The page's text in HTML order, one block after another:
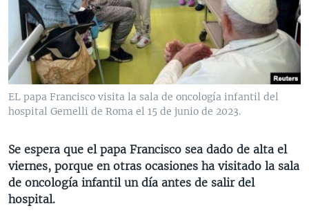
VENEZUELA
BRASIL
NICARAGUA
ECONOMÍA
ENTRETENIMIENTO Y CULTURA
TECNOLOGÍA
DEPORTES
CIENCIA Y SALUD
MULTIMEDIA
VIDEOS
FOTOGRAFÍA
AUDIOS
PROGRAMAS TV
EL MUNDO AL DÍA
FORO INTERAMERICANO
VISIÓN 360
PANORAMA
RADIO
AVANCE INFORMATIVO
AUDIONOTICIAS
ESTADOS UNIDOS AL DÍA
EL MUNDO AL DÍA [RADIO]
DIRECT
DOCUMENTALES DE LA VOA
Learning English
SÍGANOS
EL papa Francisco visita la sala de oncología infantil del
hospital Gemelli de Roma el 15 de junio de 2023.
Se espera que el papa Francisco sea dado de alta el
viernes, porque en otras ocasiones ha visitado la sala
de oncología infantil un día antes de salir del
hospital.